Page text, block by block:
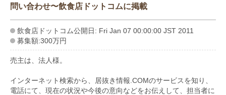
問い合わせ〜飲食店ドットコムに掲載
飲食店ドットコム公開日: Fri Jan 07 00:00:00 JST 2011
募集額:300万円
売主は、法人様。
インターネット検索から、居抜き情報.COMのサービスを知り、
電話にて、現在の状況や今後の意向などをお伝えして、担当者に